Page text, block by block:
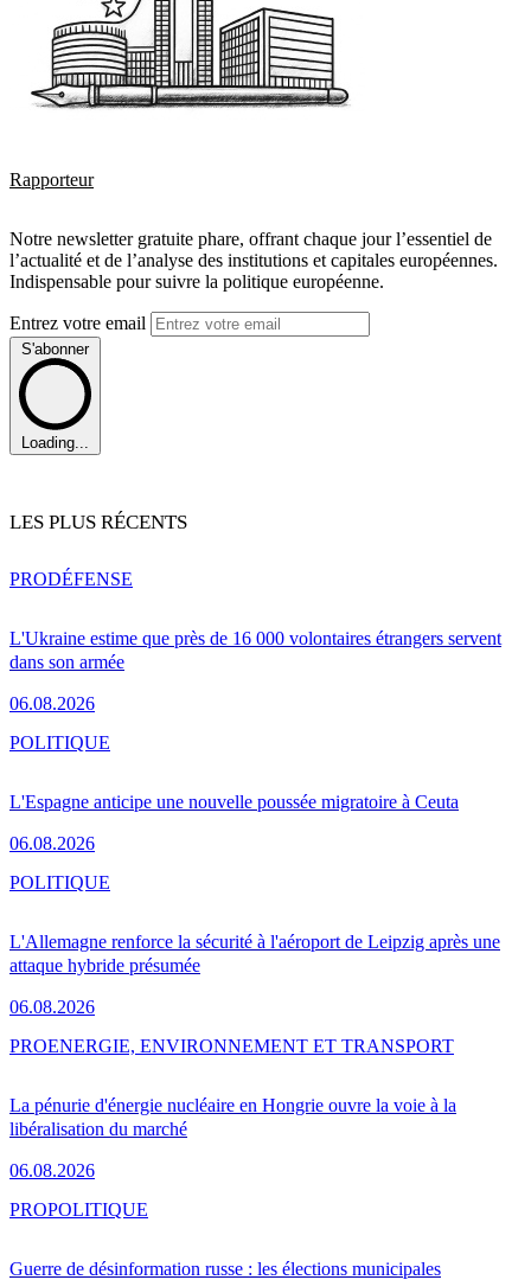
Rapporteur
Notre newsletter gratuite phare, offrant chaque jour l’essentiel de
l’actualité et de l’analyse des institutions et capitales européennes.
Indispensable pour suivre la politique européenne.
Entrez votre email
S'abonner
Loading...
LES PLUS RÉCENTS
L'Ukraine estime que près de 16 000 volontaires étrangers servent
dans son armée
06.08.2026
PRODÉFENSE
L'Espagne anticipe une nouvelle poussée migratoire à Ceuta
06.08.2026
POLITIQUE
L'Allemagne renforce la sécurité à l'aéroport de Leipzig après une
attaque hybride présumée
06.08.2026
POLITIQUE
La pénurie d'énergie nucléaire en Hongrie ouvre la voie à la
libéralisation du marché
06.08.2026
PROENERGIE, ENVIRONNEMENT ET TRANSPORT
Guerre de désinformation russe : les élections municipales
PROPOLITIQUE